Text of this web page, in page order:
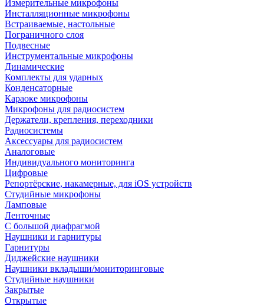
Измерительные микрофоны
Инсталляционные микрофоны
Встраиваемые, настольные
Пограничного слоя
Подвесные
Инструментальные микрофоны
Динамические
Комплекты для ударных
Конденсаторные
Караоке микрофоны
Микрофоны для радиосистем
Держатели, крепления, переходники
Радиосистемы
Аксессуары для радиосистем
Аналоговые
Индивидуального мониторинга
Цифровые
Репортёрские, накамерные, для iOS устройств
Студийные микрофоны
Ламповые
Ленточные
С большой диафрагмой
Наушники и гарнитуры
Гарнитуры
Диджейские наушники
Наушники вкладыши/мониторинговые
Студийные наушники
Закрытые
Открытые